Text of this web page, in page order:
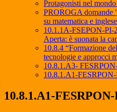
Protagonisti nel
PROROGA
su matematica e
10.1.1A-FSEPON-PI-
Aperta: è suonata la
10.8.4 “Formazione
tecnologie e approcci
10.8.1.A3-
10.8.1.A1-
10.8.1.A1-